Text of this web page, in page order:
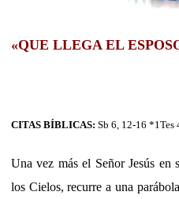
«QUE LLEGA EL
CITAS BÍBLICAS: Sb 6, 12-16
Una vez más el Señor Jesús en
los Cielos, recurre a una